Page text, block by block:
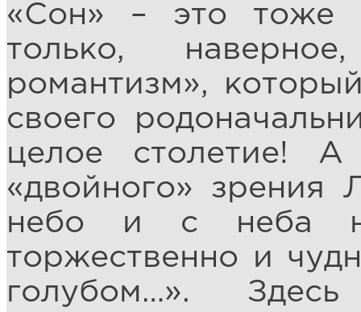
«Сон» – это тоже
только,
романтизм»,
своего
целое столетие!
«двойного» зрения
небо и с неба
торжественно и
голубом…».